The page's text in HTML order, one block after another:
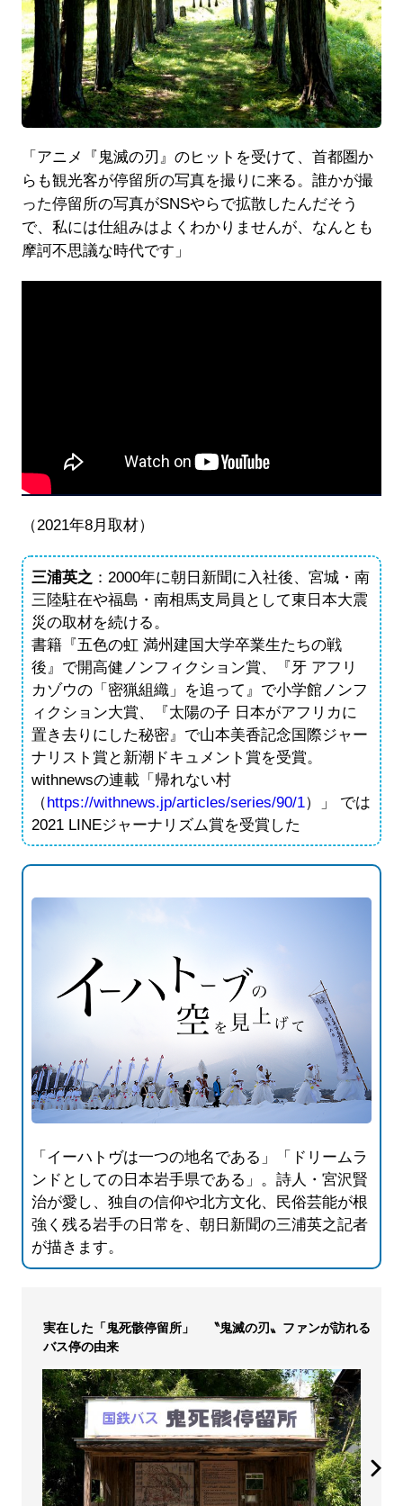
「アニメ『鬼滅の刃』のヒットを受けて、首都圏か
らも観光客が停留所の写真を撮りに来る。誰かが撮
った停留所の写真がSNSやらで拡散したんだそう
で、私には仕組みはよくわかりませんが、なんとも
摩訶不思議な時代です」
（2021年8月取材）
三浦英之 ：2000年に朝日新聞に入社後、宮城・南
三陸駐在や福島・南相馬支局員として東日本大震
災の取材を続ける。
書籍『五色の虹 満州建国大学卒業生たちの戦
後』で開高健ノンフィクション賞、『牙 アフリ
カゾウの「密猟組織」を追って』で小学館ノンフ
ィクション大賞、『太陽の子 日本がアフリカに
置き去りにした秘密』で山本美香記念国際ジャー
ナリスト賞と新潮ドキュメント賞を受賞。
withnewsの連載「帰れない村
（https://withnews.jp/articles/series/90/1）」 では
2021 LINEジャーナリズム賞を受賞した
「イーハトヴは一つの地名である」「ドリームラ
ンドとしての日本岩手県である」。詩人・宮沢賢
治が愛し、独自の信仰や北方文化、民俗芸能が根
強く残る岩手の日常を、朝日新聞の三浦英之記者
が描きます。
実在した「鬼死骸停留所」 〝鬼滅の刃〟ファンが訪れる
バス停の由来